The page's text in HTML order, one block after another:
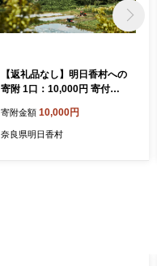
【返礼品なし】明日香村への
寄附 1口：10,000円 寄付の
寄附金額 10,000円
奈良県明日香村